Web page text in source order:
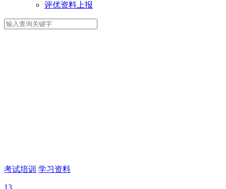
评优资料上报
考试培训 学习资料
13